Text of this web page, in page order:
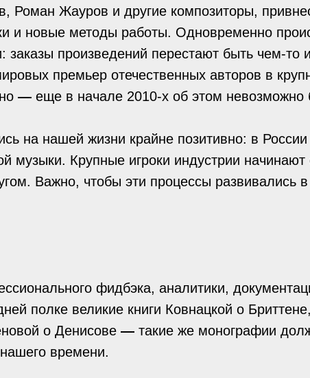
Роман Жауров и другие композиторы,
и новые методы работы. Одновременно
заказы произведений перестают быть чем-
премьер отечественных авторов в
— еще в начале 2010-х об этом невозможно
на нашей жизни крайне позитивно: в
музыки. Крупные игроки индустрии начинают
Важно, чтобы эти процессы развивались
фидбэка, аналитики,
полке великие книги Ковнацкой о
о Денисове — такие же монографии
времени.